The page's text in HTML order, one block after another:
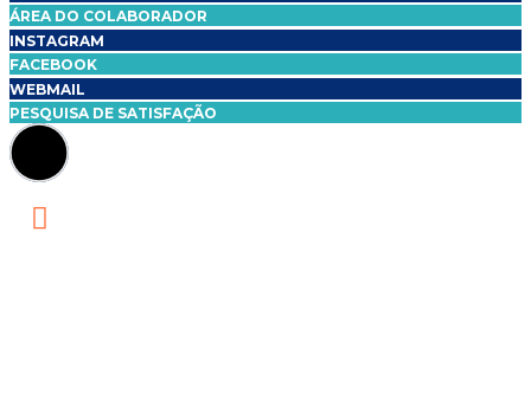
ÁREA DO COLABORADOR
INSTAGRAM
FACEBOOK
WEBMAIL
PESQUISA DE SATISFAÇÃO